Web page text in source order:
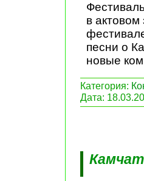
в
песни о
новые
Категория:
Дата: